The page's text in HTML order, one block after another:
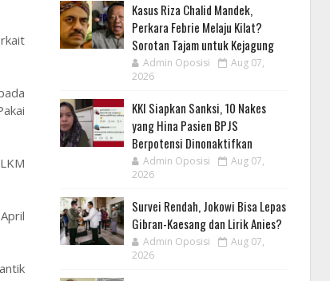
Kasus Riza Chalid Mandek,
Perkara Febrie Melaju Kilat?
Sorotan Tajam untuk Kejagung
Admin Oposisi
Aug 07,
2026
KKI Siapkan Sanksi, 10 Nakes
yang Hina Pasien BPJS
Berpotensi Dinonaktifkan
Admin Oposisi
Aug 07,
2026
Survei Rendah, Jokowi Bisa Lepas
Gibran-Kaesang dan Lirik Anies?
Admin Oposisi
Aug 07,
2026